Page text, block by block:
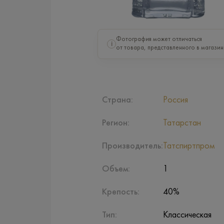
i
Фотография может отличаться
от товара, представленного в
Страна:
Регион:
Производитель:
Объем:
Крепость:
Тип:
Россия
Татарстан
Татспиртпром
40%
Классическая